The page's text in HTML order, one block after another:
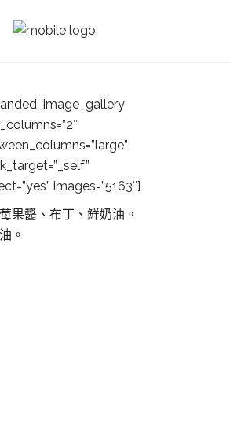
images=”5163″]
果醬、布丁、鮮奶油。
。